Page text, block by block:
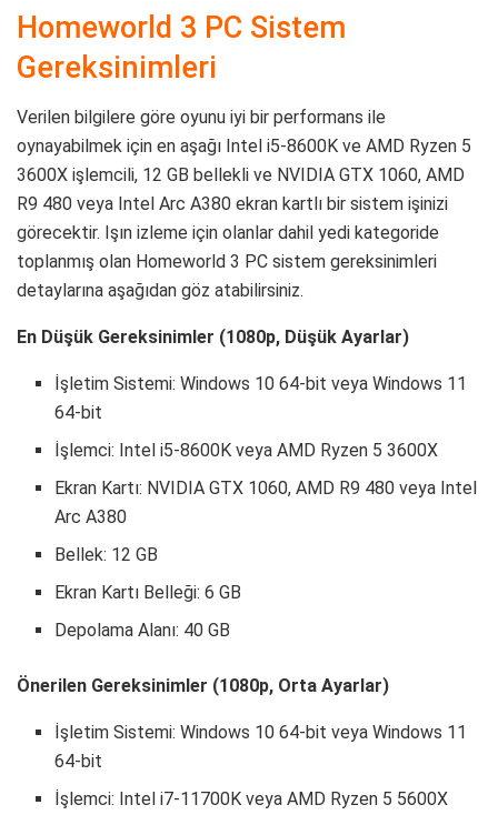
Homeworld 3 PC Sistem
Gereksinimleri
Verilen bilgilere göre oyunu iyi bir performans ile
oynayabilmek için en aşağı Intel i5-8600K ve AMD Ryzen 5
3600X işlemcili, 12 GB bellekli ve NVIDIA GTX 1060, AMD
R9 480 veya Intel Arc A380 ekran kartlı bir sistem işinizi
görecektir. Işın izleme için olanlar dahil yedi kategoride
toplanmış olan Homeworld 3 PC sistem gereksinimleri
detaylarına aşağıdan göz atabilirsiniz.
En Düşük Gereksinimler (1080p, Düşük Ayarlar)
İşletim Sistemi: Windows 10 64-bit veya Windows 11
64-bit
İşlemci: Intel i5-8600K veya AMD Ryzen 5 3600X
Ekran Kartı: NVIDIA GTX 1060, AMD R9 480 veya Intel
Arc A380
Bellek: 12 GB
Ekran Kartı Belleği: 6 GB
Depolama Alanı: 40 GB
Önerilen Gereksinimler (1080p, Orta Ayarlar)
İşletim Sistemi: Windows 10 64-bit veya Windows 11
64-bit
İşlemci: Intel i7-11700K veya AMD Ryzen 5 5600X